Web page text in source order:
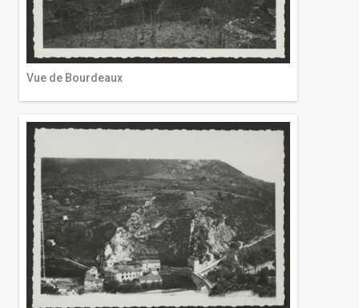
Vue de Bourdeaux